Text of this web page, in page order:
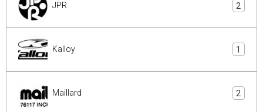
JPR 2
Kalloy 1
Maillard 2